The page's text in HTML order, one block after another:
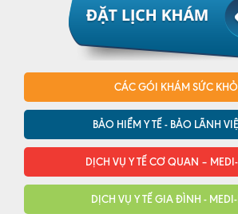
CÁC GÓI KHÁM SỨC
BẢO HIỂM Y TẾ - BẢO LÃNH
DỊCH VỤ Y TẾ CƠ QUAN –
DỊCH VỤ Y TẾ GIA ĐÌNH -